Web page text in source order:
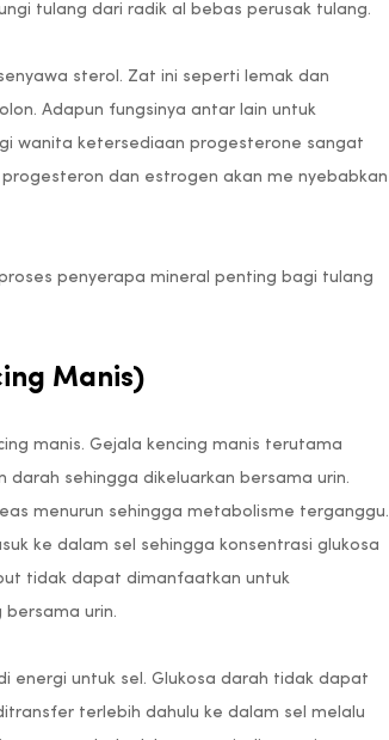
tulang dari radik al bebas perusak tulang.
sterol. Zat ini seperti lemak dan
Adapun fungsinya antar lain untuk
wanita ketersediaan progesterone sangat
dan estrogen akan me nyebabkan
penyerapa mineral penting bagi tulang
Manis)
manis. Gejala kencing manis terutama
sehingga dikeluarkan bersama urin.
menurun sehingga metabolisme terganggu.
ke dalam sel sehingga konsentrasi glukosa
tidak dapat dimanfaatkan untuk
bersama urin.
energi untuk sel. Glukosa darah tidak dapat
terlebih dahulu ke dalam sel melalu